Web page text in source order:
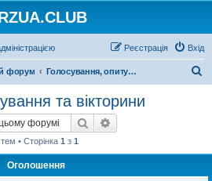
Вхід
Реєстрація
форум Голосування, опитування та вікторини
та вікторини
Пошук
• Сторінка 1 з 1
Оголошення